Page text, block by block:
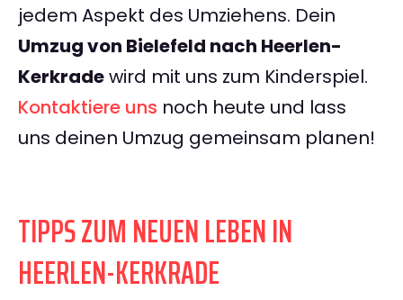
jedem Aspekt des Umziehens. Dein
Umzug von Bielefeld nach Heerlen-
Kerkradewird mit uns zum Kinderspiel.
Kontaktiere uns noch heute und lass
uns deinen Umzug gemeinsam planen!
TIPPS ZUM NEUEN LEBEN IN
HEERLEN-KERKRADE